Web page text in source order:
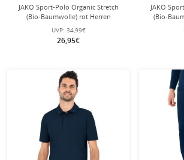
JAKO Sport-Polo Organic Stretch
(Bio-Baumwolle) rot Herren
UVP: 34,99€
26,95€
JAKO
(Bio-